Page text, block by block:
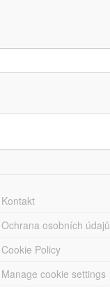
Kontakt
Ochrana osobních údajů
Cookie Policy
Manage cookie settings